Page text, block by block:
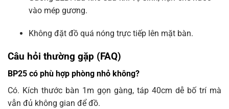
vào mép gương.
Không đặt đồ quá nóng trực tiếp lên mặt bàn.
Câu hỏi thường gặp (FAQ)
BP25 có phù hợp phòng nhỏ không?
Có. Kích thước bàn 1m gọn gàng, táp 40cm dễ bố trí mà
vẫn đủ không gian để đồ.